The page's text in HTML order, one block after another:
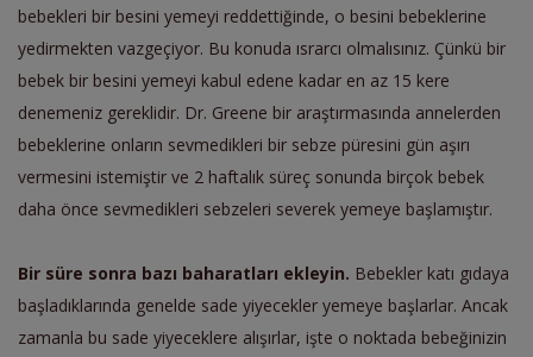
bebekleri bir besini yemeyi reddettiğinde, o besini bebeklerine
yedirmekten vazgeçiyor. Bu konuda ısrarcı olmalısınız. Çünkü bir
bebek bir besini yemeyi kabul edene kadar en az 15 kere
denemeniz gereklidir. Dr. Greene bir araştırmasında annelerden
bebeklerine onların sevmedikleri bir sebze püresini gün aşırı
vermesini istemiştir ve 2 haftalık süreç sonunda birçok bebek
daha önce sevmedikleri sebzeleri severek yemeye başlamıştır.
Bir süre sonra bazı baharatları ekleyin. Bebekler katı gıdaya
başladıklarında genelde sade yiyecekler yemeye başlarlar. Ancak
zamanla bu sade yiyeceklere alışırlar, işte o noktada bebeğinizin